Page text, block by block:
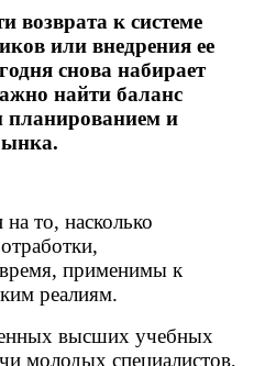
возврата к системе
или внедрения ее
снова набирает
найти баланс
планированием и
то, насколько
время, применимы к
реалиям.
высших учебных
молодых специалистов,